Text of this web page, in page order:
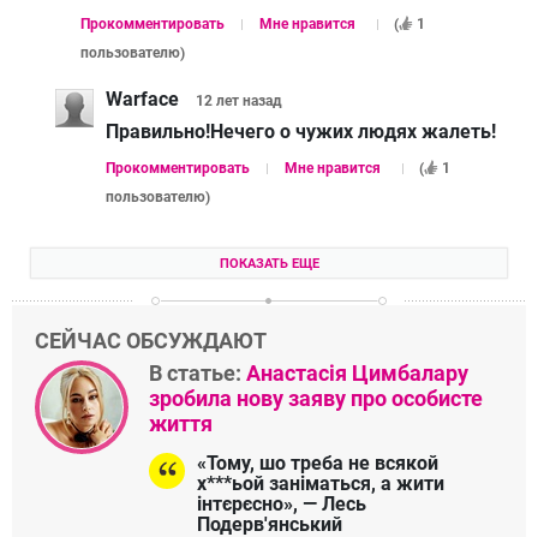
Прокомментировать Мне нравится (
1
пользователю)
Warface 12 лет назад
Правильно!Нечего о чужих людях жалеть!
Прокомментировать Мне нравится (
1
пользователю)
ПОКАЗАТЬ ЕЩЕ
СЕЙЧАС ОБСУЖДАЮТ
В статье: Анастасія Цимбалару
зробила нову заяву про особисте
життя
«Тому, шо треба не всякой
х***ьой заніматься, а жити
інтєрєсно», — Лесь
Подерв'янський